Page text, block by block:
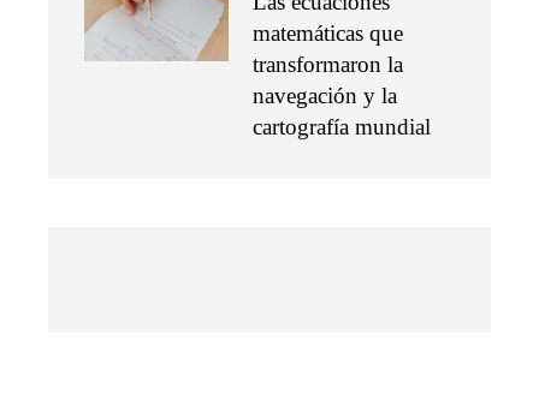
matemáticas que
transformaron la
navegación y la
cartografía mundial